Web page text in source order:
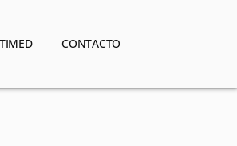
CONTACTO